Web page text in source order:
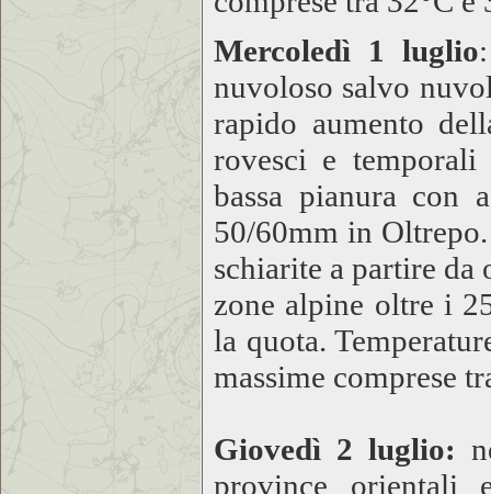
Mercoledì 1 luglio
nuvoloso salvo
rapido aumento
rovesci e
bassa pianura
50/60mm in Oltrepo.
schiarite a partire da
zone alpine oltre i
la quota.
massime comprese
Giovedì 2 luglio:
province orientali